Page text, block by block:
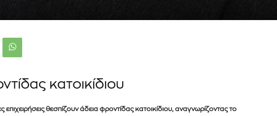
κατοικίδιου
επιχειρήσεις θεσπίζουν άδεια φροντίδας κατοικίδιου, αναγνωρίζοντας το